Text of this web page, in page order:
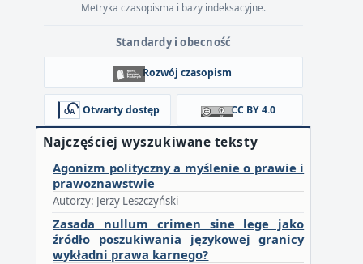
Metryka czasopisma i bazy indeksacyjne.
Standardy i obecność
Rozwój czasopism
Otwarty dostęp CC BY 4.0
Najczęściej wyszukiwane teksty
Agonizm polityczny a myślenie o prawie i
prawoznawstwie
Autorzy: Jerzy Leszczyński
Zasada nullum crimen sine lege jako
źródło poszukiwania językowej granicy
wykładni prawa karnego?